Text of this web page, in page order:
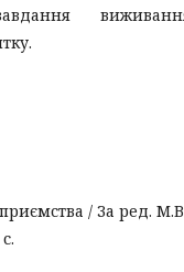
/ За ред.